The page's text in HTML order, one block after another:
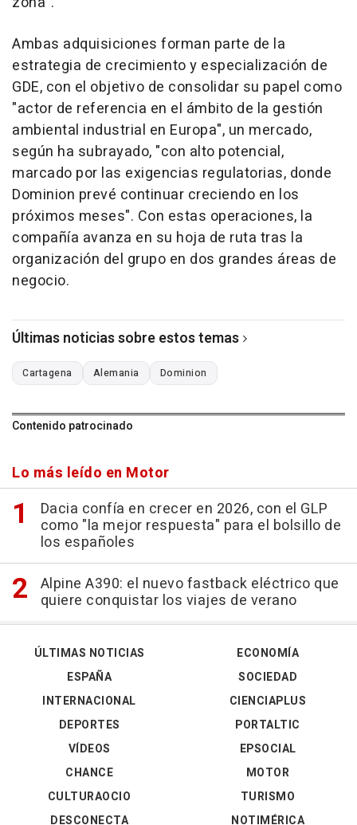
Ambas adquisiciones forman parte de la
estrategia de crecimiento y especialización de
GDE, con el objetivo de consolidar su papel como
"actor de referencia en el ámbito de la gestión
ambiental industrial en Europa", un mercado,
según ha subrayado, "con alto potencial,
marcado por las exigencias regulatorias, donde
Dominion prevé continuar creciendo en los
próximos meses". Con estas operaciones, la
compañía avanza en su hoja de ruta tras la
organización del grupo en dos grandes áreas de
negocio.
Últimas noticias sobre estos temas
Cartagena Alemania Dominion
Contenido patrocinado
Lo más leído en Motor
Dacia confía en crecer en 2026, con el GLP
como "la mejor respuesta" para el bolsillo de
los españoles
Alpine A390: el nuevo fastback eléctrico que
quiere conquistar los viajes de verano
ÚLTIMAS NOTICIAS
ESPAÑA
INTERNACIONAL
DEPORTES
VÍDEOS
ECONOMÍA
SOCIEDAD
CIENCIAPLUS
PORTALTIC
EPSOCIAL
CHANCE
CULTURAOCIO
DESCONECTA
MOTOR
TURISMO
NOTIMÉRICA